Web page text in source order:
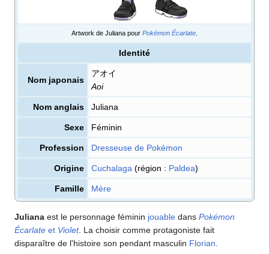
Artwork de Juliana pour Pokémon Écarlate
Identité
Nom japonais
アオイ
Aoi
Nom anglais Juliana
Sexe Féminin
Profession Dresseuse de Pokémon
Origine Cuchalaga (région : Paldea)
Famille Mère
Juliana est le personnage féminin jouable dans Pokémon
Écarlate et Violet. La choisir comme protagoniste fait
disparaître de l'histoire son pendant masculin Florian